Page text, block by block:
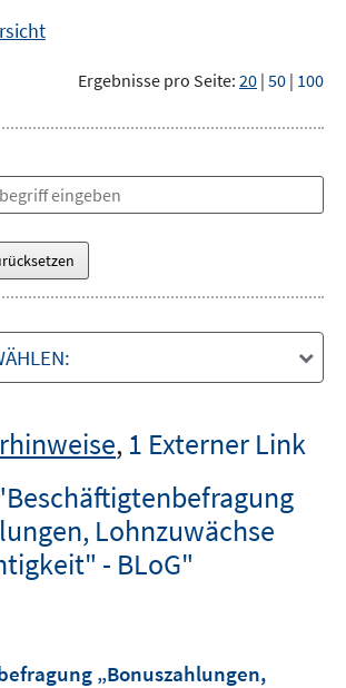
Ergebnisse pro Seite: 20 | 50 | 100
, 1 Externer Link
Lohnzuwächse
- BLoG"
„Bonuszahlungen,